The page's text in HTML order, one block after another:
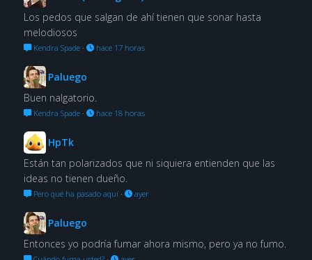
Los pedos que salgan de ahí tienen que sonar hasta
melodiosos
Kendra Spade· hace 17 horas
Paluego
Buen nalgatorio.
Kendra Spade· hace 18 horas
HpTk
Están tan polarizados que ni siquiera entienden que las
ideas no tienen dueño.
Pero qué ha pasado aquí· ayer
Paluego
Entonces yo podría fumar ahora mismo, pero ya no fumo.